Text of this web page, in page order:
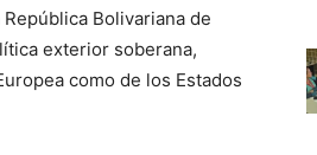
Bolivariana de
exterior soberana,
como de los Estados